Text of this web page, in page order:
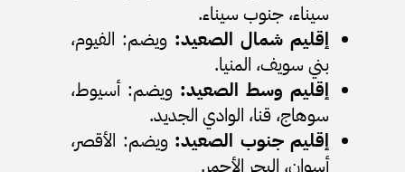
سيناء، جنوب سيناء.
إقليم شمال الصعيد: ويضم: الفيوم،
بني سويف، المنيا.
إقليم وسط الصعيد: ويضم: أسيوط،
سوهاج، قنا، الوادي الجديد.
إقليم جنوب الصعيد: ويضم: الأقصر،
أسوان، البحر الأحمر.